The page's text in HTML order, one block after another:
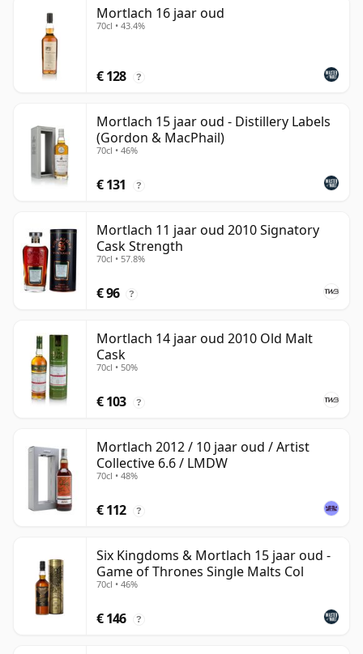
Mortlach 16 jaar oud
70cl • 43.4%
€ 128 ?
Mortlach 15 jaar oud - Distillery Labels
(Gordon & MacPhail)
70cl • 46%
€ 131 ?
Mortlach 11 jaar oud 2010 Signatory
Cask Strength
70cl • 57.8%
€ 96 ?
Mortlach 14 jaar oud 2010 Old Malt
Cask
70cl • 50%
€ 103 ?
Mortlach 2012 / 10 jaar oud / Artist
Collective 6.6 / LMDW
70cl • 48%
€ 112 ?
Six Kingdoms & Mortlach 15 jaar oud -
Game of Thrones Single Malts Col
70cl • 46%
€ 146 ?